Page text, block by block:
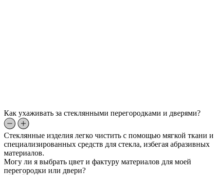
Как ухаживать за стеклянными перегородками и дверями?
Стеклянные изделия легко чистить с помощью мягкой ткани и
специализированных средств для стекла, избегая абразивных
материалов.
Могу ли я выбрать цвет и фактуру материалов для моей
перегородки или двери?